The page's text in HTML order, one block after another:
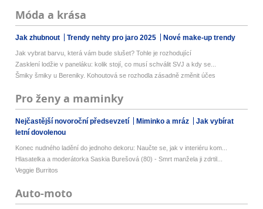
Móda a krása
Jak zhubnout Trendy nehty pro jaro 2025 Nové make-up trendy
Jak vybrat barvu, která vám bude slušet? Tohle je rozhodující
Zasklení lodžie v paneláku: kolik stojí, co musí schválit SVJ a kdy se...
Šmiky šmiky u Bereniky. Kohoutová se rozhodla zásadně změnit účes
Pro ženy a maminky
Nejčastější novoroční předsevzetí Miminko a mráz
Jak vybírat
letní dovolenou
Konec nudného ladění do jednoho dekoru: Naučte se, jak v interiéru kom...
Hlasatelka a moderátorka Saskia Burešová (80) - Smrt manžela ji zdrtil...
Veggie Burritos
Auto-moto